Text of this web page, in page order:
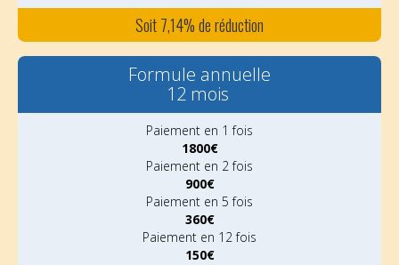
Soit 7,14% de réduction
Formule annuelle
12 mois
Paiement en 1 fois
1800€
Paiement en 2 fois
900€
Paiement en 5 fois
360€
Paiement en 12 fois
150€